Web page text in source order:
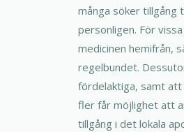
många söker tillgång
personligen. För
medicinen hemifrån,
regelbundet.
fördelaktiga, samt
fler får möjlighet att
tillgång i det lokala